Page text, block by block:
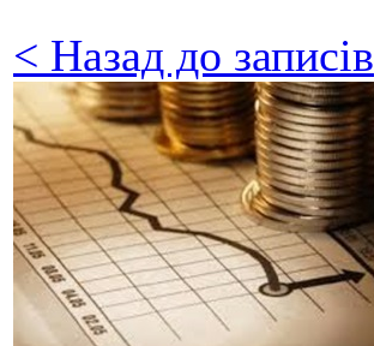
< Назад до записів